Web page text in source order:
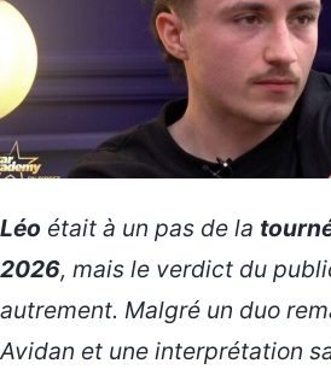
Léo était à un pas de la
2026, mais le verdict du
autrement. Malgré un duo
Avidan et une interprétation